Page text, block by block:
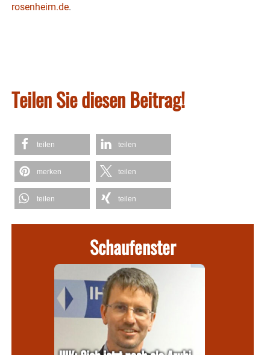
rosenheim.de.
Teilen Sie diesen Beitrag!
teilen teilen
merken teilen
teilen teilen
Schaufenster